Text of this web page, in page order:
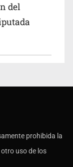
del
prohibida la
uso de los